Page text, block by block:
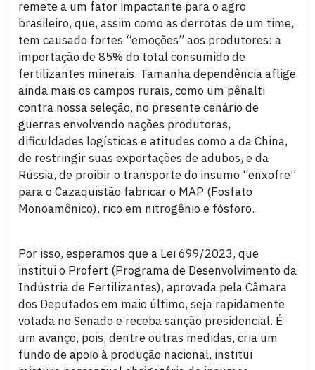
remete a um fator impactante para o agro
brasileiro, que, assim como as derrotas de um time,
tem causado fortes “emoções” aos produtores: a
importação de 85% do total consumido de
fertilizantes minerais. Tamanha dependência aflige
ainda mais os campos rurais, como um pênalti
contra nossa seleção, no presente cenário de
guerras envolvendo nações produtoras,
dificuldades logísticas e atitudes como a da China,
de restringir suas exportações de adubos, e da
Rússia, de proibir o transporte do insumo “enxofre”
para o Cazaquistão fabricar o MAP (Fosfato
Monoamônico), rico em nitrogênio e fósforo.
Por isso, esperamos que a Lei 699/2023, que
institui o Profert (Programa de Desenvolvimento da
Indústria de Fertilizantes), aprovada pela Câmara
dos Deputados em maio último, seja rapidamente
votada no Senado e receba sanção presidencial. É
um avanço, pois, dentre outras medidas, cria um
fundo de apoio à produção nacional, institui